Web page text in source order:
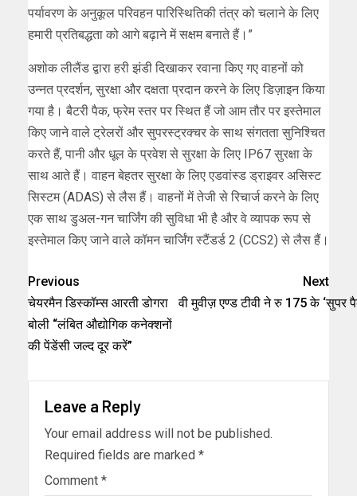
पर्यावरण के अनुकूल परिवहन पारिस्थितिकी तंत्र को चलाने के लिए
हमारी प्रतिबद्धता को आगे बढ़ाने में सक्षम बनाते हैं।”
अशोक लीलैंड द्वारा हरी झंडी दिखाकर रवाना किए गए वाहनों को
उन्नत प्रदर्शन, सुरक्षा और दक्षता प्रदान करने के लिए डिज़ाइन किया
गया है। बैटरी पैक, फ्रेम स्तर पर स्थित हैं जो आम तौर पर इस्तेमाल
किए जाने वाले ट्रेलरों और सुपरस्ट्रक्चर के साथ संगतता सुनिश्चित
करते हैं, पानी और धूल के प्रवेश से सुरक्षा के लिए IP67 सुरक्षा के
साथ आते हैं। वाहन बेहतर सुरक्षा के लिए एडवांस्ड ड्राइवर असिस्ट
सिस्टम (ADAS) से लैस हैं। वाहनों में तेजी से रिचार्ज करने के लिए
एक साथ डुअल-गन चार्जिंग की सुविधा भी है और वे व्यापक रूप से
इस्तेमाल किए जाने वाले कॉमन चार्जिंग स्टैंडर्ड 2 (CCS2) से लैस हैं।
Previous
चेयरमैन डिस्कॉम्स आरती डोगरा
बोली “लंबित औद्योगिक कनेक्शनों
की पेंडेंसी जल्द दूर करें”
Next
वी मुवीज़ एण्ड टीवी ने रु 175 के ‘सुपर
Leave a Reply
Your email address will not be published.
Required fields are marked *
Comment *